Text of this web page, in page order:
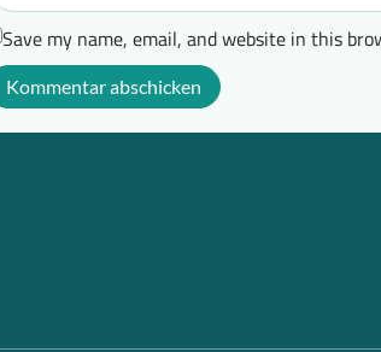
Save my name, email, and website in this